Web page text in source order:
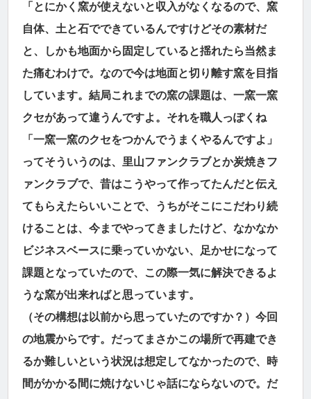
「とにかく窯が使えないと収入がなくなるので、窯
自体、土と石でできているんですけどその素材だ
と、しかも地面から固定していると揺れたら当然ま
た痛むわけで。なので今は地面と切り離す窯を目指
しています。結局これまでの窯の課題は、一窯一窯
クセがあって違うんですよ。それを職人っぽくね
「一窯一窯のクセをつかんでうまくやるんですよ」
ってそういうのは、里山ファンクラブとか炭焼きフ
ァンクラブで、昔はこうやって作ってたんだと伝え
てもらえたらいいことで、うちがそこにこだわり続
けることは、今までやってきましたけど、なかなか
ビジネスベースに乗っていかない、足かせになって
課題となっていたので、この際一気に解決できるよ
うな窯が出来ればと思っています。
（その構想は以前から思っていたのですか？）今回
の地震からです。だってまさかこの場所で再建でき
るか難しいという状況は想定してなかったので、時
間がかかる間に焼けないじゃ話にならないので。だ